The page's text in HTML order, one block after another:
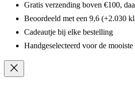
Gratis verzending boven €100,
Beoordeeld met een 9,6 (+2.030
Cadeautje bij elke bestelling
Handgeselecteerd voor de